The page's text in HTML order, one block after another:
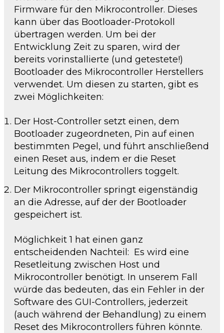
Firmware für den Mikrocontroller. Dieses
kann über das Bootloader-Protokoll
übertragen werden. Um bei der
Entwicklung Zeit zu sparen, wird der
bereits vorinstallierte (und getestete!)
Bootloader des Mikrocontroller Herstellers
verwendet. Um diesen zu starten, gibt es
zwei Möglichkeiten:
Der Host-Controller setzt einen, dem
Bootloader zugeordneten, Pin auf einen
bestimmten Pegel, und führt anschließend
einen Reset aus, indem er die Reset
Leitung des Mikrocontrollers toggelt.
Der Mikrocontroller springt eigenständig
an die Adresse, auf der der Bootloader
gespeichert ist.
Möglichkeit 1 hat einen ganz
entscheidenden Nachteil: Es wird eine
Resetleitung zwischen Host und
Mikrocontroller benötigt. In unserem Fall
würde das bedeuten, das ein Fehler in der
Software des GUI-Controllers, jederzeit
(auch während der Behandlung) zu einem
Reset des Mikrocontrollers führen könnte.